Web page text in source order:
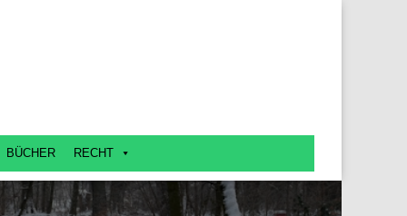
BÜCHER RECHT